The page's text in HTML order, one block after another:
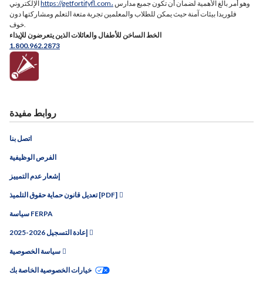
https://getfortifyfl.com،
فلوريدا بيئات آمنة حيث يمكن للطلاب والمعلمين تجربة متعة التعلم ومشاركتها دون
خوف.
الخط الساخن للأطفال والعائلات الذين يتعرضون للإيذاء
1.800.962.2873
روابط مفيدة
اتصل بنا
الفرص الوظيفية
إشعار عدم التمييز
تعديل قانون حماية حقوق التلميذ [PDF]
سياسة FERPA
2025-2026 إعادة التسجيل
سياسة الخصوصية
خيارات الخصوصية الخاصة بك